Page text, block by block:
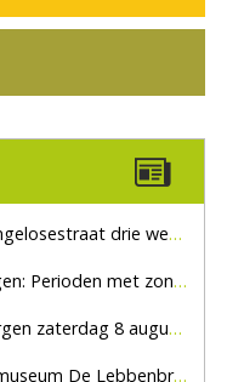
dicht voor doorgaand verkeer
met zon en droog
marktplein Haaksbergen
De Lebbenbrugge